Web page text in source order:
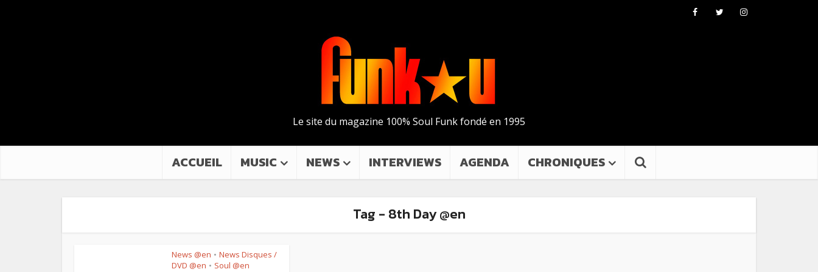
Le site du magazine 100% Soul Funk fondé en 1995
ACCUEIL MUSIC NEWS INTERVIEWS AGENDA CHRONIQUES
Tag - 8th Day @en
News @en • News Disques /
DVD @en • Soul @en